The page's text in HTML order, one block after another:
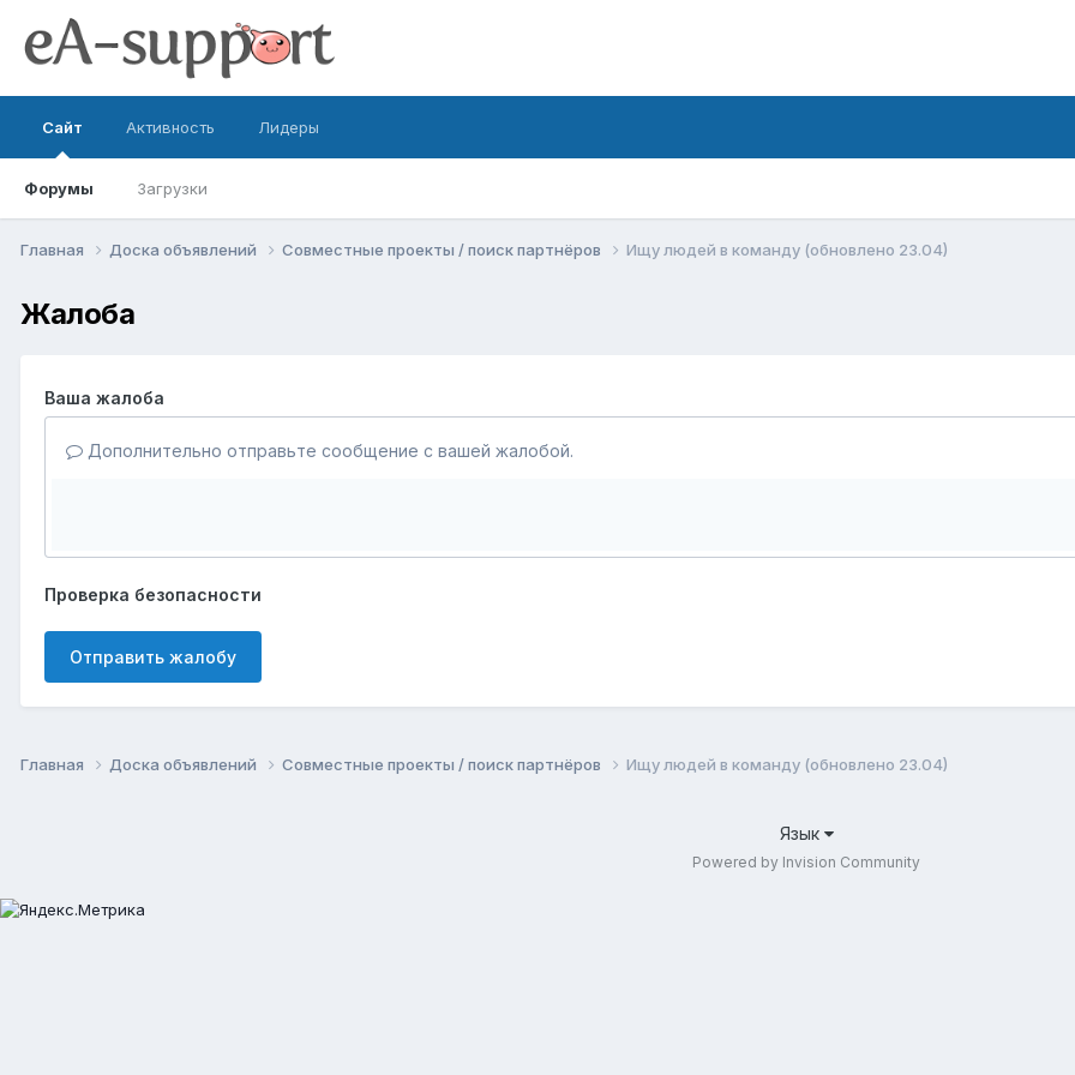
Сайт
Форумы Загрузки
Активность Лидеры
Главная Доска объявлений Совместные проекты / поиск партнёров Ищу людей в команду (обновлено 23.04)
Жалоба
Ваша жалоба
Дополнительно отправьте сообщение с вашей жалобой.
Проверка безопасности
Отправить жалобу
Главная Доска объявлений Совместные проекты / поиск партнёров Ищу людей в команду (обновлено 23.04)
Язык
Powered by Invision Community